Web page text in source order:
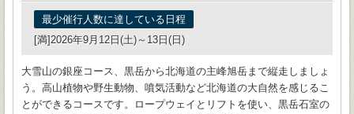
最少催行人数に達している日程
[満]2026年9月12日(土)～13日(日)
大雪山の銀座コース、黒岳から北海道の主峰旭岳まで縦走しましょ
う。高山植物や野生動物、噴気活動など北海道の大自然を感じるこ
とができるコースです。ロープウェイとリフトを使い、黒岳石室の